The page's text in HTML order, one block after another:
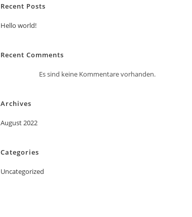
Recent Posts
Hello world!
Recent Comments
Es sind keine Kommentare vorhanden.
Archives
August 2022
Categories
Uncategorized